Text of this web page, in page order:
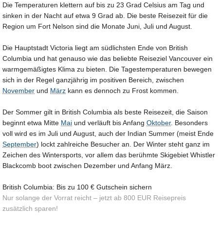
Die Temperaturen klettern auf bis zu 23 Grad Celsius am Tag und
sinken in der Nacht auf etwa 9 Grad ab. Die beste Reisezeit für die
Region um Fort Nelson sind die Monate Juni, Juli und August.
Die Hauptstadt Victoria liegt am südlichsten Ende von British
Columbia und hat genauso wie das beliebte Reiseziel Vancouver ein
warmgemäßigtes Klima zu bieten. Die Tagestemperaturen bewegen
sich in der Regel ganzjährig im positiven Bereich, zwischen
November und März kann es dennoch zu Frost kommen.
Der Sommer gilt in British Columbia als beste Reisezeit, die Saison
beginnt etwa Mitte Mai und verläuft bis Anfang Oktober. Besonders
voll wird es im Juli und August, auch der Indian Summer (meist Ende
September) lockt zahlreiche Besucher an. Der Winter steht ganz im
Zeichen des Wintersports, vor allem das berühmte Skigebiet Whistler
Blackcomb boot zwischen Dezember und Anfang März.
British Columbia: Bis zu 100 € Gutschein sichern
Nur solange der Vorrat reicht – jetzt ab 800 EUR Reisepreis
zusätzlich sparen!